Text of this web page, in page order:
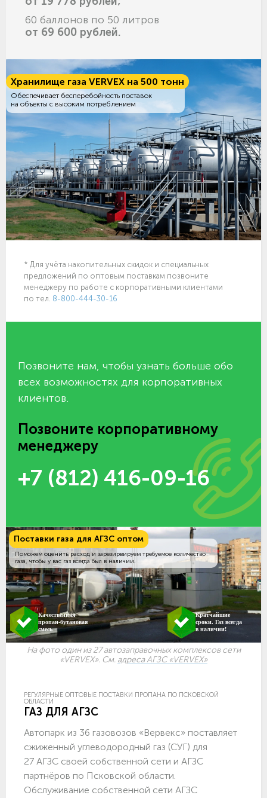
60 баллонов по 50 литров
от 69 600 рублей.
Хранилище газа VERVEX на 500 тонн
Обеспечивает бесперебойность поставок
на объекты с высоким потреблением
* Для учёта накопительных скидок и специальных
предложений по оптовым поставкам позвоните
менеджеру по работе с корпоративными клиентами
по тел. 8-800-444-30-16
Позвоните нам, чтобы узнать больше обо
всех возможностях для корпоративных
клиентов.
Позвоните корпоративному
менеджеру
+7 (812) 416-09-16
Поставки газа для АГЗС оптом
Поможем оценить расход и зарезирвируем требуемое количество
газа, чтобы у вас газ всегда был в наличии.
Качественная
пропан-бутановая
смесь
Кратчайшие
сроки. Газ всегда
в наличии!
На фото один из 27 автозаправочных комплексов сети
«VERVEX». См. адреса АГЗС «VERVEX»
РЕГУЛЯРНЫЕ ОПТОВЫЕ ПОСТАВКИ ПРОПАНА ПО ПСКОВСКОЙ
ОБЛАСТИ
ГАЗ ДЛЯ АГЗС
Автопарк из 36 газовозов «Вервекс» поставляет
сжиженный углеводородный газ (СУГ) для
27 АГЗС своей собственной сети и АГЗС
партнёров по Псковской области.
Обслуживание собственной сети АГЗС